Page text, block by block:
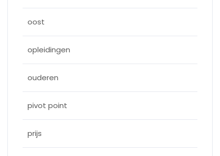
oost
opleidingen
ouderen
pivot point
prijs